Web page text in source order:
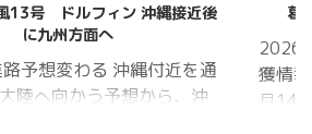
13号 ドルフィン 沖縄接近後
に九州方面へ
予想変わる 沖縄付近を通
陸へ向かう予想から、沖
葛
2026
獲情
月14